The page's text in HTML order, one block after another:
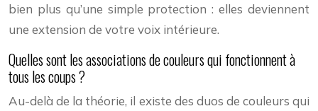
bien plus qu’une simple protection : elles deviennent
une extension de votre voix intérieure.
Quelles sont les associations de couleurs qui fonctionnent à
tous les coups ?
Au-delà de la théorie, il existe des duos de couleurs qui